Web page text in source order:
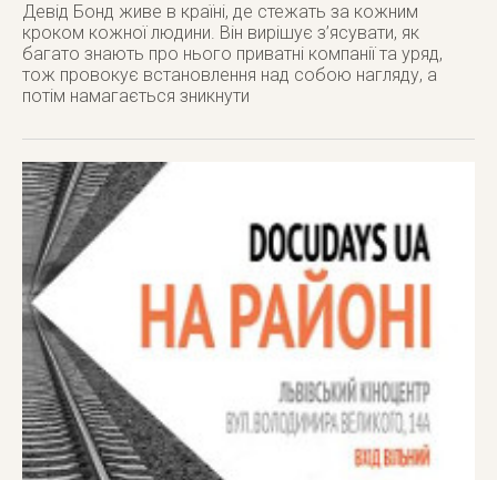
Девід Бонд живе в країні, де стежать за кожним
кроком кожної людини. Він вирішує з’ясувати, як
багато знають про нього приватні компанії та уряд,
тож провокує встановлення над собою нагляду, а
потім намагається зникнути